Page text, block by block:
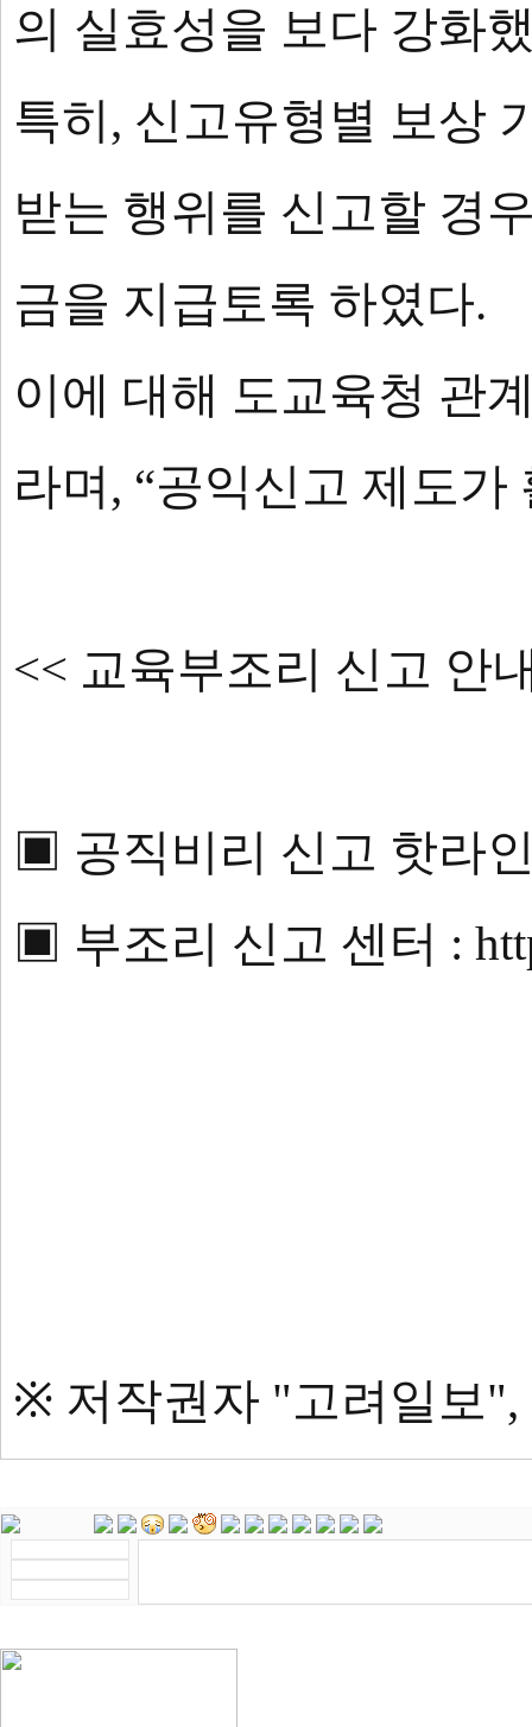
의 실효성을 보다 강화
특히, 신고유형별 보상
받는 행위를 신고할 경
금을 지급토록 하였다.
이에 대해 도교육청 관
라며, “공익신고 제도
<< 교육부조리 신고 안
▣ 공직비리 신고 핫라
▣ 부조리 신고 센터 :
※ 저작권자 "고려일보",